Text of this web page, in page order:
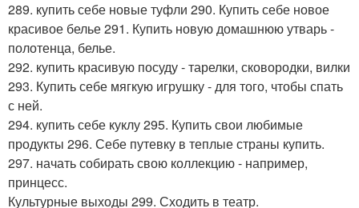
289. купить себе новые туфли 290. Купить себе новое
красивое белье 291. Купить новую домашнюю утварь -
полотенца, белье.
292. купить красивую посуду - тарелки, сковородки, вилки
293. Купить себе мягкую игрушку - для того, чтобы спать
с ней.
294. купить себе куклу 295. Купить свои любимые
продукты 296. Себе путевку в теплые страны купить.
297. начать собирать свою коллекцию - например,
принцесс.
Культурные выходы 299. Сходить в театр.